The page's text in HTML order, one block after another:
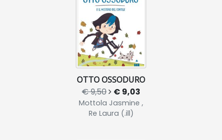
OTTO OSSODURO
€ 9,50 € 9,03
Mottola Jasmine ,
Re Laura (.ill)